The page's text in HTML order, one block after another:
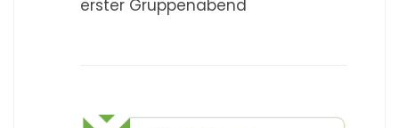
erster Gruppenabend